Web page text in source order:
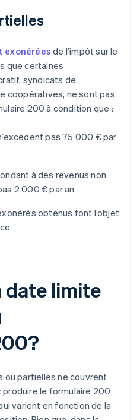
exonérées de l’impôt sur le
que certaines
syndicats de
coopératives, ne sont pas
200 à condition que :
pas 75 000 € par
à des revenus non
2 000 € par an
obtenus font l’objet
date limite
ou partielles ne couvrent
le formulaire 200
varient en fonction de la